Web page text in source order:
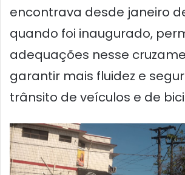
encontrava desde janeiro
quando foi inaugurado,
adequações nesse
garantir mais fluidez e
trânsito de veículos e de